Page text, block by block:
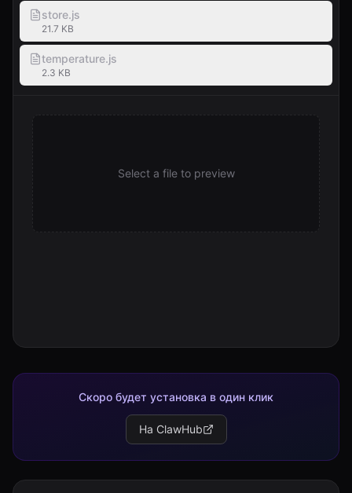
store.js
21.7 KB
temperature.js
2.3 KB
Select a file to preview
Скоро будет установка в один клик
На ClawHub